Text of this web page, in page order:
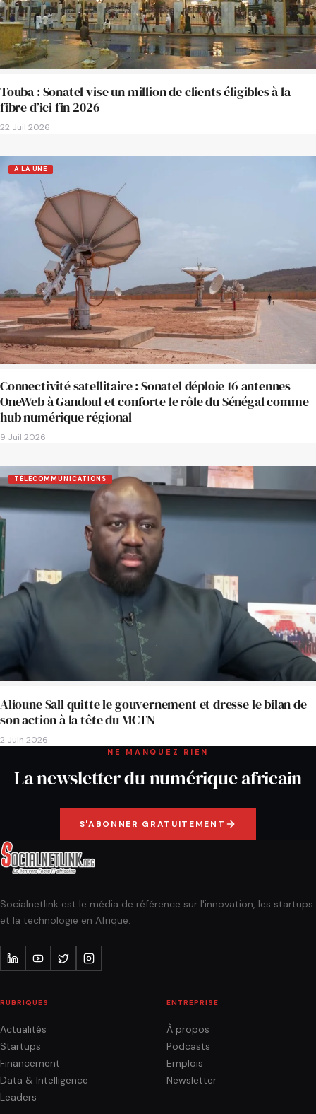
Touba : Sonatel vise un million de clients éligibles à la
fibre d’ici fin 2026
22 Juil 2026
A LA UNE
Connectivité satellitaire : Sonatel déploie 16 antennes
OneWeb à Gandoul et conforte le rôle du Sénégal comme
hub numérique régional
9 Juil 2026
TÉLÉCOMMUNICATIONS
Alioune Sall quitte le gouvernement et dresse le bilan de
son action à la tête du MCTN
2 Juin 2026
NE MANQUEZ RIEN
La newsletter du numérique africain
S'ABONNER GRATUITEMENT
Socialnetlink est le média de référence sur l'innovation, les startups
et la technologie en Afrique.
RUBRIQUES
Actualités
Startups
Financement
Data & Intelligence
Leaders
ENTREPRISE
À propos
Podcasts
Emplois
Newsletter